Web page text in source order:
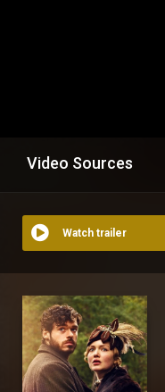
Video Sources
Watch trailer